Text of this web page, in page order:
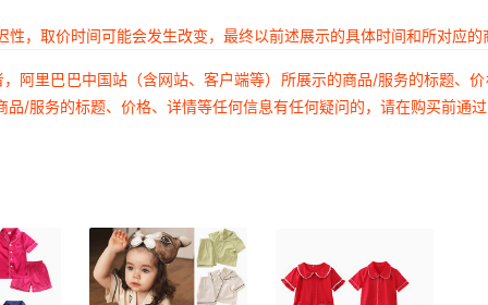
，取价时间可能会发生改变，最终以前述展示的具体时间和所对应的
阿里巴巴中国站（含网站、客户端等）所展示的商品/服务的标题、
/服务的标题、价格、详情等任何信息有任何疑问的，请在购买前通